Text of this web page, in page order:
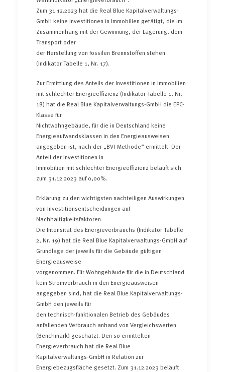
Zum 31.12.2023 hat die Real Blue Kapitalverwaltungs-
GmbH keine Investitionen in Immobilien getätigt, die im
Zusammenhang mit der Gewinnung, der Lagerung, dem
Transport oder
der Herstellung von fossilen Brennstoffen stehen
(Indikator Tabelle 1, Nr. 17).
Zur Ermittlung des Anteils der Investitionen in Immobilien
mit schlechter Energieeffizienz (Indikator Tabelle 1, Nr.
18) hat die Real Blue Kapitalverwaltungs-GmbH die EPC-
Klasse für
Nichtwohngebäude, für die in Deutschland keine
Energieaufwandsklassen in den Energieausweisen
angegeben ist, nach der „BVI-Methode“ ermittelt. Der
Anteil der Investitionen in
Immobilien mit schlechter Energieeffizienz beläuft sich
zum 31.12.2023 auf 0,00%.
Erklärung zu den wichtigsten nachteiligen Auswirkungen
von Investitionsentscheidungen auf
Nachhaltigkeitsfaktoren
Die Intensität des Energieverbrauchs (Indikator Tabelle
2, Nr. 19) hat die Real Blue Kapitalverwaltungs-GmbH auf
Grundlage der jeweils für die Gebäude gültigen
Energieausweise
vorgenommen. Für Wohngebäude für die in Deutschland
kein Stromverbrauch in den Energieausweisen
angegeben sind, hat die Real Blue Kapitalverwaltungs-
GmbH den jeweils für
den technisch-funktionalen Betrieb des Gebäudes
anfallenden Verbrauch anhand von Vergleichswerten
(Benchmark) geschätzt. Den so ermittelten
Energieverbrauch hat die Real Blue
Kapitalverwaltungs-GmbH in Relation zur
Energiebezugsfläche gesetzt. Zum 31.12.2023 beläuft